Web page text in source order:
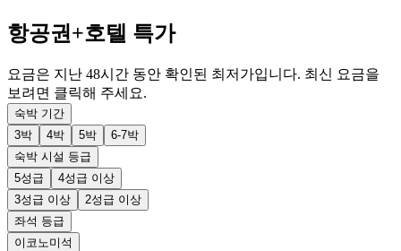
항공권+호텔 특가
요금은 지난 48시간 동안 확인된 최저가입니다. 최신 요금을
보려면 클릭해 주세요.
숙박 기간
3박
4박 5박
6-7박
숙박 시설 등급
5성급
4성급 이상
3성급 이상
2성급 이상
좌석 등급
이코노미석